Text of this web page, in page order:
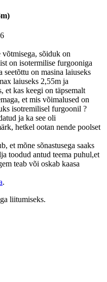
võtmisega, sõiduk on
on isotermilise furgooniga
on masina laiuseks
laiuseks 2,55m ja
et kas keegi on täpsemalt
et mis võimalused on
isotremilisel furgoonil ?
ja ka see oli
hetkel ootan nende poolset
et mõne sõnastusega saaks
toodud antud teema puhul,et
teab või oskab kaasa
.
liitumiseks.